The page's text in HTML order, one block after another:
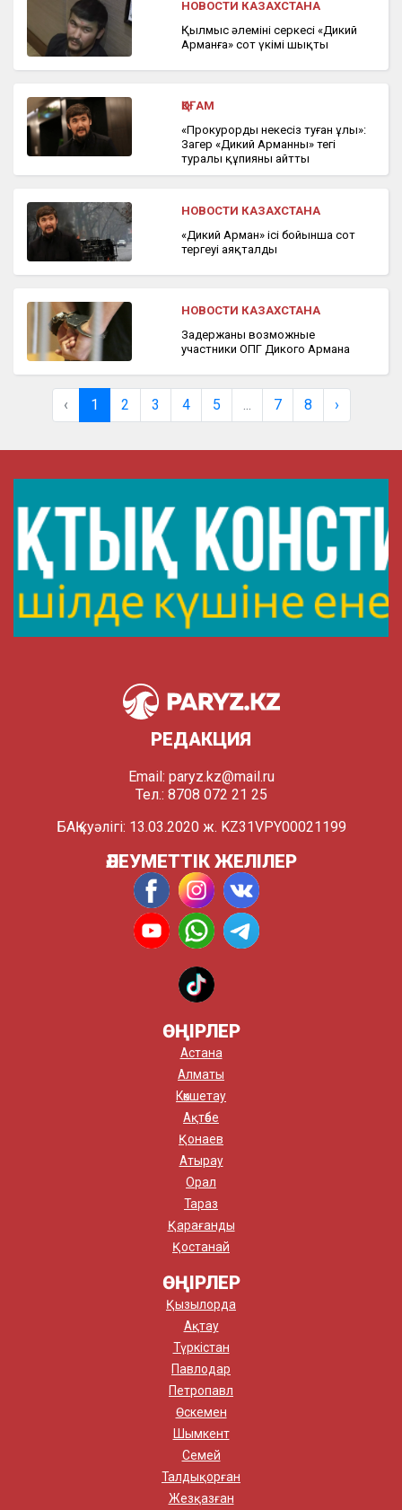
НОВОСТИ КАЗАХСТАНА
Қылмыс әлемінің серкесі «Дикий
Арманға» сот үкімі шықты
ҚОҒАМ
«Прокурордың некесіз туған ұлы»:
Заңгер «Дикий Арманның» тегі
туралы құпияны айтты
НОВОСТИ КАЗАХСТАНА
«Дикий Арман» ісі бойынша сот
тергеуі аяқталды
НОВОСТИ КАЗАХСТАНА
Задержаны возможные
участники ОПГ Дикого Армана
‹ 1 2 3 4 5 ... 7 8 ›
РЕДАКЦИЯ
Email: paryz.kz@mail.ru
Тел.: 8708 072 21 25
БАҚ куәлігі: 13.03.2020 ж. KZ31VPY00021199
ӘЛЕУМЕТТІК ЖЕЛІЛЕР
ӨҢІРЛЕР
Астана
Алматы
Көкшетау
Ақтөбе
Қонаев
Атырау
Орал
Тараз
Қарағанды
Қостанай
ӨҢІРЛЕР
Қызылорда
Ақтау
Түркістан
Павлодар
Петропавл
Өскемен
Шымкент
Семей
Талдықорған
Жезқазған